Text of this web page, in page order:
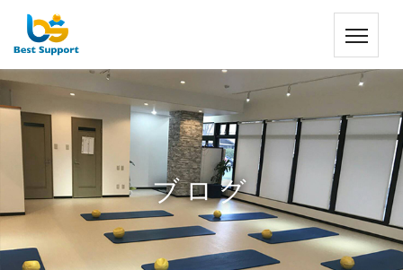
ブログ